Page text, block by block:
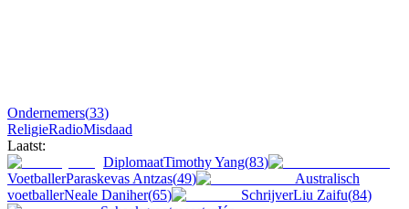
Ondernemers(33)
ReligieRadioMisdaad
Laatst:
DiplomaatTimothy Yang(83)
VoetballerParaskevas Antzas(49)
Australisch
voetballerNeale Daniher(65) SchrijverLiu Zaifu(84)